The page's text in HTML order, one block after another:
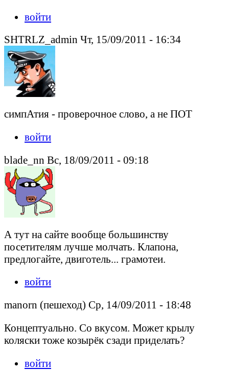
войти
SHTRLZ_admin Чт, 15/09/2011 - 16:34
симпАтия - проверочное слово, а не ПОТ
войти
blade_nn Вс, 18/09/2011 - 09:18
А тут на сайте вообще большинству
посетителям лучше молчать. Клапона,
предлогайте, двиготель... грамотеи.
войти
manorn (пешеход) Ср, 14/09/2011 - 18:48
Концептуально. Со вкусом. Может крылу
коляски тоже козырёк сзади приделать?
войти